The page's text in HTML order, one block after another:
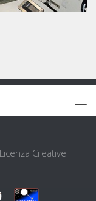
Creative